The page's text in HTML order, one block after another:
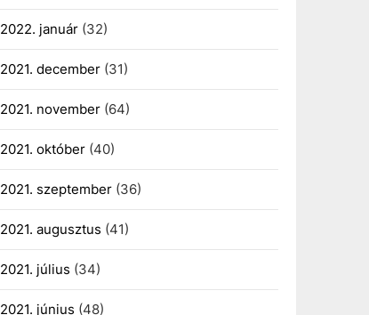
2022. január(32)
2021. december(31)
2021. november(64)
2021. október(40)
2021. szeptember(36)
2021. augusztus (41)
2021. július (34)
2021. június (48)